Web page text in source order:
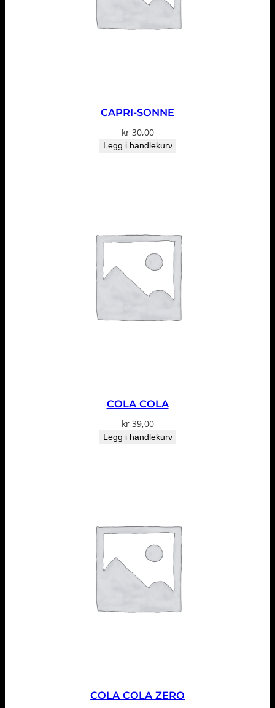
CAPRI-SONNE
kr30,00
Legg i handlekurv
COLA COLA
kr39,00
Legg i handlekurv
COLA COLA ZERO